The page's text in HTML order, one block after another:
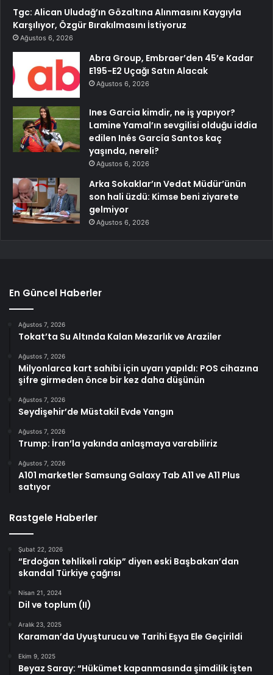
Tgc: Alican Uludağ’ın Gözaltına Alınmasını Kaygıyla
Karşılıyor, Özgür Bırakılmasını İstiyoruz
Ağustos 6, 2026
Abra Group, Embraer’den 45’e Kadar
E195-E2 Uçağı Satın Alacak
Ağustos 6, 2026
Ines Garcia kimdir, ne iş yapıyor?
Lamine Yamal’ın sevgilisi olduğu iddia
edilen Inés García Santos kaç
yaşında, nereli?
Ağustos 6, 2026
Arka Sokaklar’ın Vedat Müdür’ünün
son hali üzdü: Kimse beni ziyarete
gelmiyor
Ağustos 6, 2026
En Güncel Haberler
Ağustos 7, 2026
Tokat’ta Su Altında Kalan Mezarlık ve Araziler
Ağustos 7, 2026
Milyonlarca kart sahibi için uyarı yapıldı: POS cihazına
şifre girmeden önce bir kez daha düşünün
Ağustos 7, 2026
Seydişehir’de Müstakil Evde Yangın
Ağustos 7, 2026
Trump: İran’la yakında anlaşmaya varabiliriz
Ağustos 7, 2026
A101 marketler Samsung Galaxy Tab A11 ve A11 Plus
satıyor
Rastgele Haberler
Şubat 22, 2026
“Erdoğan tehlikeli rakip” diyen eski Başbakan’dan
skandal Türkiye çağrısı
Nisan 21, 2024
Dil ve toplum (II)
Aralık 23, 2025
Karaman’da Uyuşturucu ve Tarihi Eşya Ele Geçirildi
Ekim 9, 2025
Beyaz Saray: “Hükümet kapanmasında şimdilik işten